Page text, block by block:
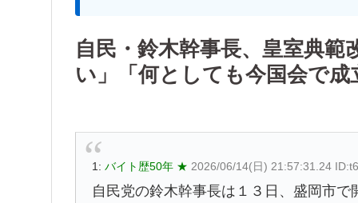
自民・鈴木幹事長、皇室典
い」「何としても今国会で
1: バイト歴50年 ★ 2026/06/14(日) 21:57:31.24
自民党の鈴木幹事長は１３日、盛岡市